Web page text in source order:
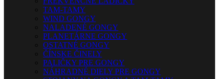
TAM-TAMY
WIND GONGY
NALADENÉ GONGY
PLANETÁRNE GONGY
OSTATNÉ GONGY
ČÍNSKE ČINELY
PALIČKY PRE GONGY
NÁHRADNÉ DIELY PRE GONGY